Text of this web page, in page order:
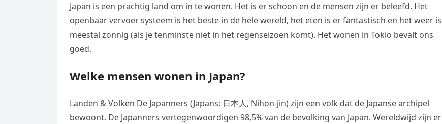
Japan is een prachtig land om in te wonen. Het is er schoon en de mensen zijn er beleefd. Het
openbaar vervoer systeem is het beste in de hele wereld, het eten is er fantastisch en het weer is
meestal zonnig (als je tenminste niet in het regenseizoen komt). Het wonen in Tokio bevalt ons
goed.
Welke mensen wonen in Japan?
Landen & Volken De Japanners (Japans: 日本人, Nihon-jin) zijn een volk dat de Japanse archipel
bewoont. De Japanners vertegenwoordigen 98,5% van de bevolking van Japan. Wereldwijd zijn er